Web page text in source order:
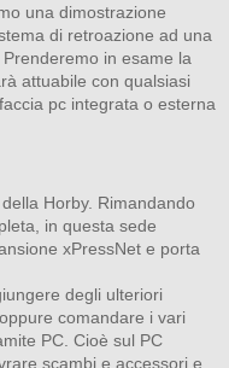
una dimostrazione
di retroazione ad una
in esame la
attuabile con qualsiasi
pc integrata o esterna
Horby. Rimandando
in questa sede
xPressNet e porta
degli ulteriori
comandare i vari
PC. Cioè sul PC
scambi e accessori e